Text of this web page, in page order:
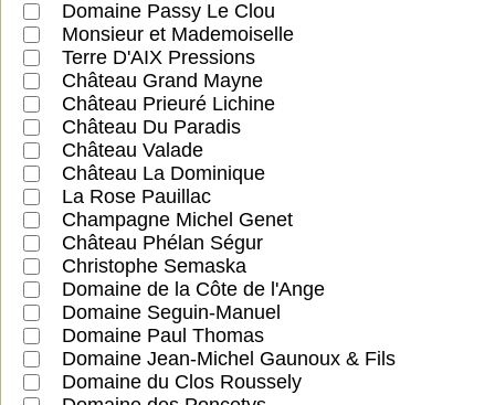
Domaine Passy Le Clou
Monsieur et Mademoiselle
Terre D'AIX Pressions
Château Grand Mayne
Château Prieuré Lichine
Château Du Paradis
Château Valade
Château La Dominique
La Rose Pauillac
Champagne Michel Genet
Château Phélan Ségur
Christophe Semaska
Domaine de la Côte de l'Ange
Domaine Seguin-Manuel
Domaine Paul Thomas
Domaine Jean-Michel Gaunoux & Fils
Domaine du Clos Roussely